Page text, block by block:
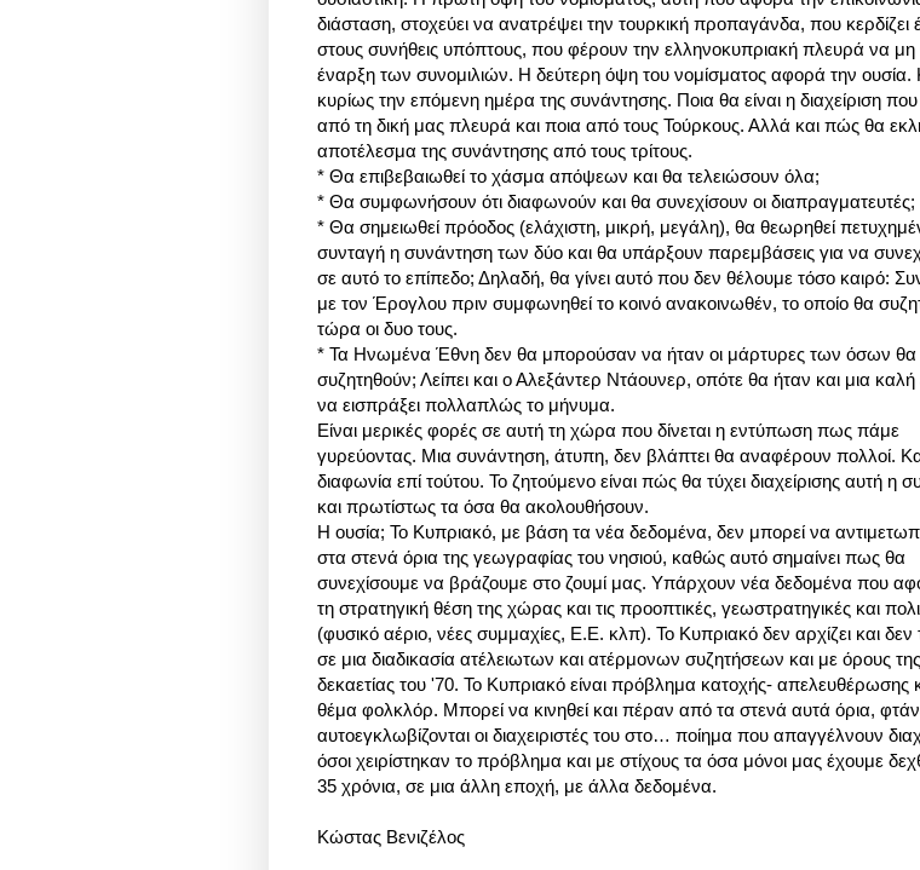
διάσταση, στοχεύει να ανατρέψει την τουρκική προπαγάνδα, που κερδίζει
στους συνήθεις υπόπτους, που φέρουν την ελληνοκυπριακή πλευρά να μη
έναρξη των συνομιλιών. Η δεύτερη όψη του νομίσματος αφορά την ουσία.
κυρίως την επόμενη ημέρα της συνάντησης. Ποια θα είναι η διαχείριση που
από τη δική μας πλευρά και ποια από τους Τούρκους. Αλλά και πώς θα
αποτέλεσμα της συνάντησης από τους τρίτους.
* Θα επιβεβαιωθεί το χάσμα απόψεων και θα τελειώσουν όλα;
* Θα συμφωνήσουν ότι διαφωνούν και θα συνεχίσουν οι διαπραγματευτές;
* Θα σημειωθεί πρόοδος (ελάχιστη, μικρή, μεγάλη), θα θεωρηθεί
συνταγή η συνάντηση των δύο και θα υπάρξουν παρεμβάσεις για να
σε αυτό το επίπεδο; Δηλαδή, θα γίνει αυτό που δεν θέλουμε τόσο καιρό:
με τον Έρογλου πριν συμφωνηθεί το κοινό ανακοινωθέν, το οποίο θα
τώρα οι δυο τους.
* Τα Ηνωμένα Έθνη δεν θα μπορούσαν να ήταν οι μάρτυρες των όσων θα
συζητηθούν; Λείπει και ο Αλεξάντερ Ντάουνερ, οπότε θα ήταν και μια καλή
να εισπράξει πολλαπλώς το μήνυμα.
Είναι μερικές φορές σε αυτή τη χώρα που δίνεται η εντύπωση πως πάμε
γυρεύοντας. Μια συνάντηση, άτυπη, δεν βλάπτει θα αναφέρουν πολλοί.
διαφωνία επί τούτου. Το ζητούμενο είναι πώς θα τύχει διαχείρισης αυτή η
και πρωτίστως τα όσα θα ακολουθήσουν.
Η ουσία; Το Κυπριακό, με βάση τα νέα δεδομένα, δεν μπορεί να
στα στενά όρια της γεωγραφίας του νησιού, καθώς αυτό σημαίνει πως θα
συνεχίσουμε να βράζουμε στο ζουμί μας. Υπάρχουν νέα δεδομένα που
τη στρατηγική θέση της χώρας και τις προοπτικές, γεωστρατηγικές και
(φυσικό αέριο, νέες συμμαχίες, Ε.Ε. κλπ). Το Κυπριακό δεν αρχίζει και δεν
σε μια διαδικασία ατέλειωτων και ατέρμονων συζητήσεων και με όρους της
δεκαετίας του '70. Το Κυπριακό είναι πρόβλημα κατοχής- απελευθέρωσης
θέμα φολκλόρ. Μπορεί να κινηθεί και πέραν από τα στενά αυτά όρια,
αυτοεγκλωβίζονται οι διαχειριστές του στο… ποίημα που απαγγέλνουν
όσοι χειρίστηκαν το πρόβλημα και με στίχους τα όσα μόνοι μας έχουμε
35 χρόνια, σε μια άλλη εποχή, με άλλα δεδομένα.
Κώστας Βενιζέλος